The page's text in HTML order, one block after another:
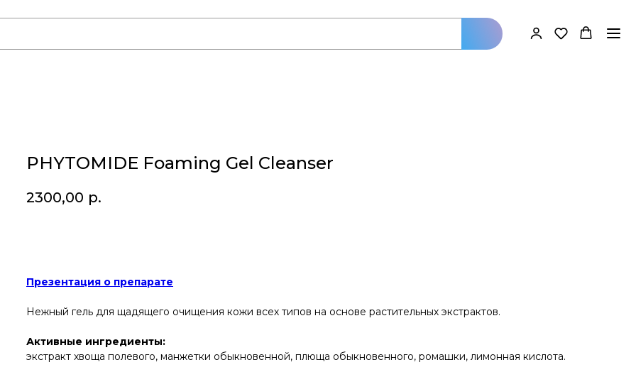
PHYTOMIDE Foaming Gel Cleanser
2300,00 р.
Презентация о препарате
Нежный гель для щадящего очищения кожи всех типов на основе растительных экстрактов.
Активные ингредиенты:
экстракт хвоща полевого, манжетки обыкновенной, плюща обыкновенного, ромашки, лимонная кислота.